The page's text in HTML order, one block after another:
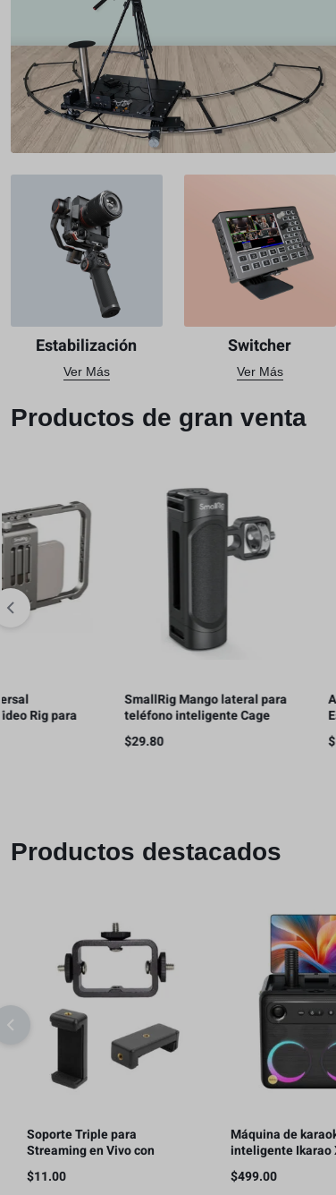
Estabilización
Ver Más
Switcher
Ver Más
Productos de gran venta
SmallRig Mango lateral para
teléfono inteligente Cage
Phone Video Rig Ligero con
1/4 hilos – 2772
AOCHUAN
Estabilizador
rotación de
remoto
Productos destacados
Soporte Triple para
Streaming en Vivo con
Teléfonos Móviles, con 2 clips
para teléfono
$11.00
Máquina de
inteligente Ikarao
pantalla de letras,
karaoke de 32GB, 2
$499.00